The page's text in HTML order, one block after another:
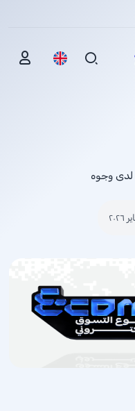
لدى وجوه